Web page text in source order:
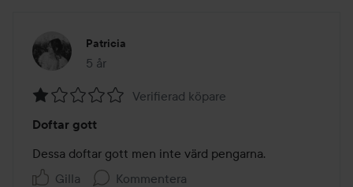
Patricia
5 år
Inlägget skapades 5 år
1
av
5
Verifierad köpare
Doftar gott
Dessa doftar gott men inte värd pengarna.
Gilla
Kommentera